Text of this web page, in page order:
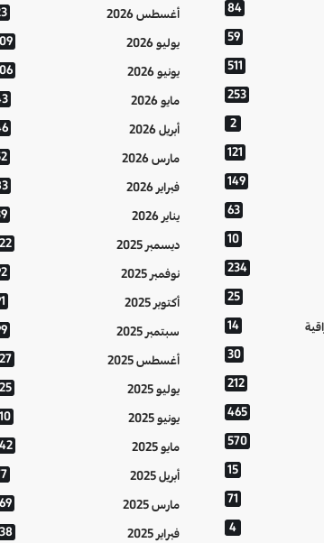
84
59
511
253
2
121
149
63
10
234
25
14
30
212
465
570
15
71
4
أغسطس 2026
يوليو 2026
يونيو 2026
مايو 2026
أبريل 2026
مارس 2026
فبراير 2026
يناير 2026
ديسمبر 2025
نوفمبر 2025
أكتوبر 2025
سبتمبر 2025
أغسطس 2025
يوليو 2025
يونيو 2025
مايو 2025
أبريل 2025
مارس 2025
فبراير 2025